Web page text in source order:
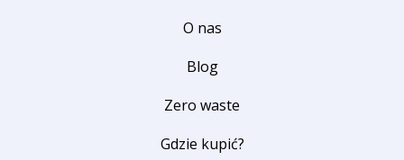
O nas
Blog
Zero waste
Gdzie kupić?